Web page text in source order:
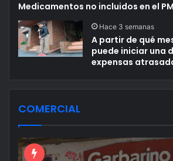
Medicamentos no incluidos en el
Hace 3 semanas
A partir de qué
puede iniciar una
expensas
COMERCIAL